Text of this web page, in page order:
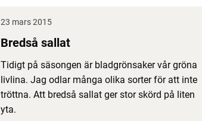
23 mars 2015
Bredså sallat
Tidigt på säsongen är bladgrönsaker vår gröna
livlina. Jag odlar många olika sorter för att inte
tröttna. Att bredså sallat ger stor skörd på liten
yta.